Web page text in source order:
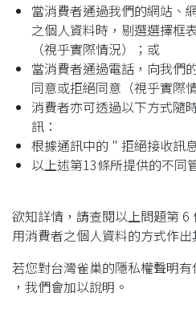
當消費者通過我們的網站、
之個人資料時，剔選選擇框
（視乎實際情況）；或
當消費者通過電話，向我們
同意或拒絕同意（視乎實際
消費者亦可透過以下方式隨
訊：
根據通訊中的 " 拒絕接收訊
以上述第13條所提供的不同
欲知詳情，請查閱以上問題第
用消費者之個人資料的方式作出
若您對台灣雀巢的隱私權聲明
，我們會加以說明。